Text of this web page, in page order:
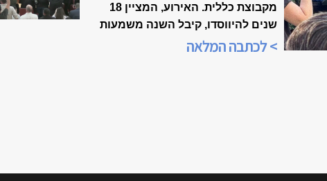
מקבוצת כללית. האירוע, המציין 18
שנים להיווסדו, קיבל השנה משמעות
מיוחדת, כשנכלל לראשונה במסגרת
> לכתבה המלאה